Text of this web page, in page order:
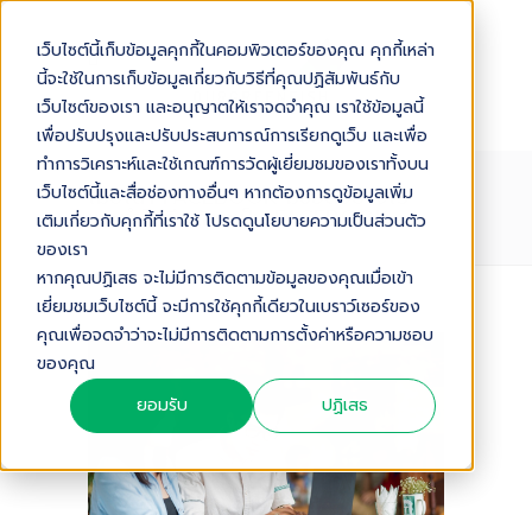
เว็บไซต์นี้เก็บข้อมูลคุกกี้ในคอมพิวเตอร์ของคุณ คุกกี้เหล่า
นี้จะใช้ในการเก็บข้อมูลเกี่ยวกับวิธีที่คุณปฏิสัมพันธ์กับ
เว็บไซต์ของเรา และอนุญาตให้เราจดจำคุณ เราใช้ข้อมูลนี้
เพื่อปรับปรุงและปรับประสบการณ์การเรียกดูเว็บ และเพื่อ
ทำการวิเคราะห์และใช้เกณฑ์การวัดผู้เยี่ยมชมของเราทั้งบน
เว็บไซต์นี้และสื่อช่องทางอื่นๆ หากต้องการดูข้อมูลเพิ่ม
เติมเกี่ยวกับคุกกี้ที่เราใช้ โปรดดูนโยบายความเป็นส่วนตัว
ของเรา
หากคุณปฏิเสธ จะไม่มีการติดตามข้อมูลของคุณเมื่อเข้า
เยี่ยมชมเว็บไซต์นี้ จะมีการใช้คุกกี้เดียวในเบราว์เซอร์ของ
คุณเพื่อจดจำว่าจะไม่มีการติดตามการตั้งค่าหรือความชอบ
ของคุณ
ยอมรับ
ปฏิเสธ
โฆษณา FACEBOOK มีข้อดีอย่างไร
และทำไมถึงต้องเป็น FACEBOOK
Audio Version